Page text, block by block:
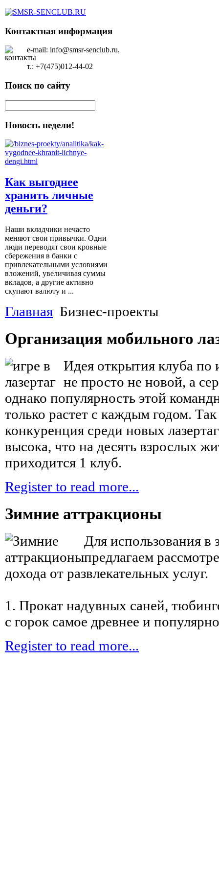
Контактная информация
e-mail: info@smsr-senclub.ru,
т.: +7(475)012-44-02
Поиск по сайту
Новость недели!
Как выгоднее
хранить личные
деньги?
Наши вкладчики нечасто
меняют свои привычки. Одни
люди переводят свои кровные
сбережения в банки с
привлекательными условиями
вложений, увеличивая суммы
вкладов, а другие активно
скупают валюту и ...
Главная Бизнес-проекты
Организация мобильного
Идея открытия клуба по
не просто не новой, а
однако популярность этой
только растет с каждым годом.
конкуренция среди новых
высока, что на десять взрослых
приходится 1 клуб.
Register to read more...
Зимние аттракционы
Для использования
предлагаем
дохода от развлекательных услуг.
1. Прокат надувных саней,
с горок самое древнее и
Register to read more...